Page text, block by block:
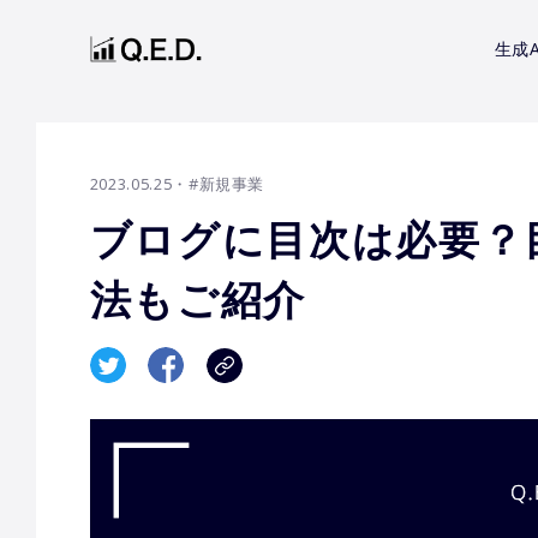
生成
2023.05.25 ・#新規事業
ブログに目次は必要
法もご紹介